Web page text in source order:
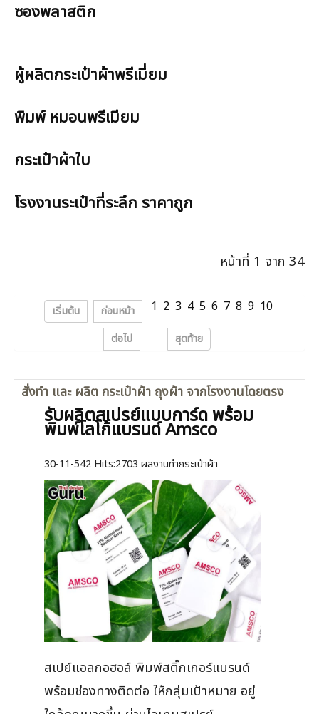
ซองพลาสติก
ผู้ผลิตกระเป๋าผ้าพรีเมี่ยม
พิมพ์ หมอนพรีเมียม
กระเป๋าผ้าใบ
โรงงานระเป๋าที่ระลึก ราคาถูก
หน้าที่ 1 จาก 34
เริ่มต้น ก่อนหน้า 1 2 3 4 5 6 7 8 9 10
ต่อไป สุดท้าย
สั่งทำ และ ผลิต กระเป๋าผ้า ถุงผ้า จากโรงงานโดยตรง
รับผลิตสเปรย์แบบการ์ด พร้อม
พิมพ์โลโก้แบรนด์ Amsco
30-11-542 Hits:2703 ผลงานทำกระเป๋าผ้า
สเปย์แอลกอฮอล์ พิมพ์สติ๊กเกอร์แบรนด์
พร้อมช่องทางติดต่อ ให้กลุ่มเป้าหมาย อยู่